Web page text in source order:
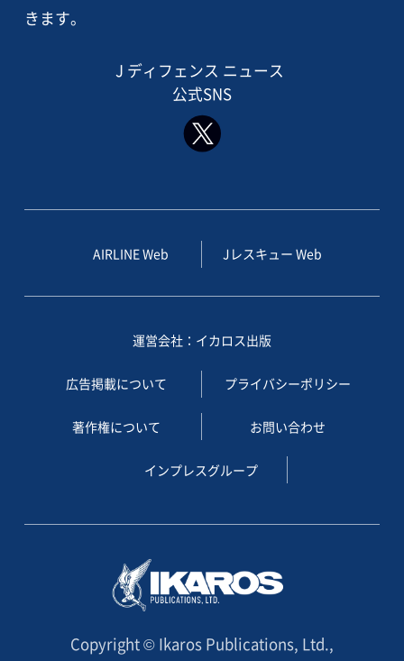
きます。
J ディフェンス ニュース
公式SNS
AIRLINE Web Jレスキュー Web
運営会社：イカロス出版
広告掲載について プライバシーポリシー
著作権について お問い合わせ
インプレスグループ
Copyright © Ikaros Publications, Ltd.,